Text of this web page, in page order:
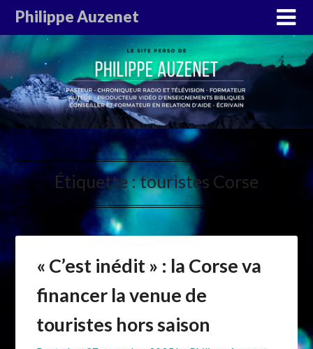
Philippe Auzenet
Étiquette :touristes Corse
« C’est inédit » : la Corse va
financer la venue de
touristes hors saison